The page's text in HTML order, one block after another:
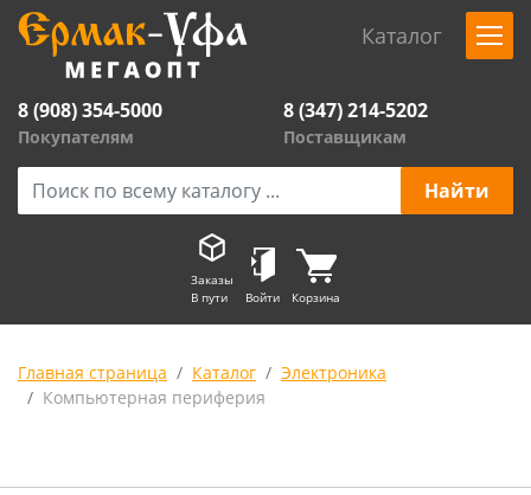
Каталог
8 (908) 354-5000
Покупателям
8 (347) 214-5202
Поставщикам
Заказы
В пути
Войти Корзина
Главная страница Каталог
Электроника
Компьютерная периферия